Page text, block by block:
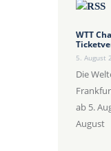
WTT
5. August
Die
ab 5.
August